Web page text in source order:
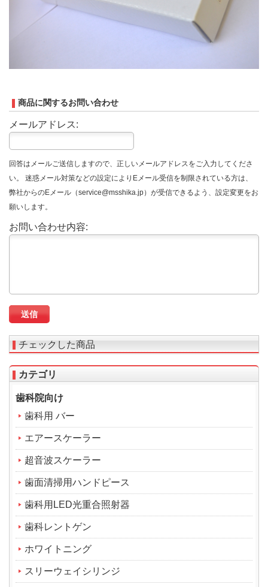
商品に関するお問い合わせ
メールアドレス:
回答はメールご送信しますので、正しいメールアドレスをご入力してくださ
い。 迷惑メール対策などの設定によりEメール受信を制限されている方は、
弊社からのEメール（service@msshika.jp）が受信できるよう、設定変更をお
願いします。
お問い合わせ内容:
チェックした商品
カテゴリ
歯科院向け
歯科用 バー
エアースケーラー
超音波スケーラー
歯面清掃用ハンドピース
歯科用LED光重合照射器
歯科レントゲン
ホワイトニング
スリーウェイシリンジ